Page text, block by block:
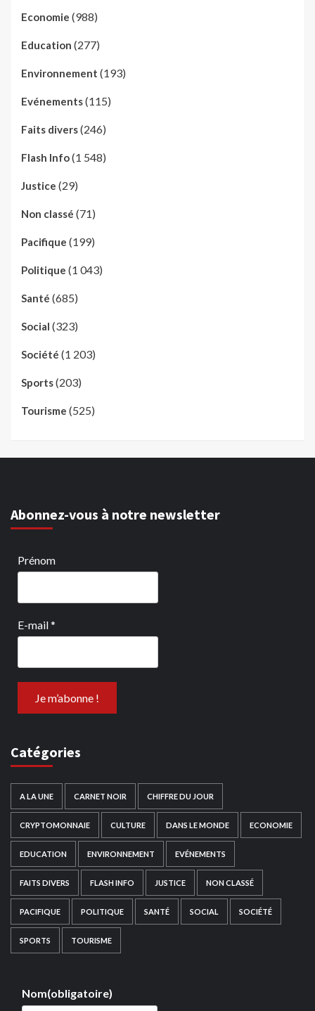
Economie (988)
Education (277)
Environnement (193)
Evénements(115)
Faits divers(246)
Flash Info(1 548)
Justice (29)
Non classé (71)
Pacifique (199)
Politique (1 043)
Santé (685)
Social (323)
Société (1 203)
Sports(203)
Tourisme (525)
Abonnez-vous à notre newsletter
Prénom
E-mail*
Catégories
A LA UNE CARNET NOIR CHIFFRE DU JOUR
CRYPTOMONNAIE CULTURE DANS LE MONDE ECONOMIE
EDUCATION ENVIRONNEMENT EVÉNEMENTS
FAITS DIVERS FLASH INFO JUSTICE NON CLASSÉ
PACIFIQUE POLITIQUE SANTÉ SOCIAL SOCIÉTÉ
SPORTS TOURISME
Nom(obligatoire)